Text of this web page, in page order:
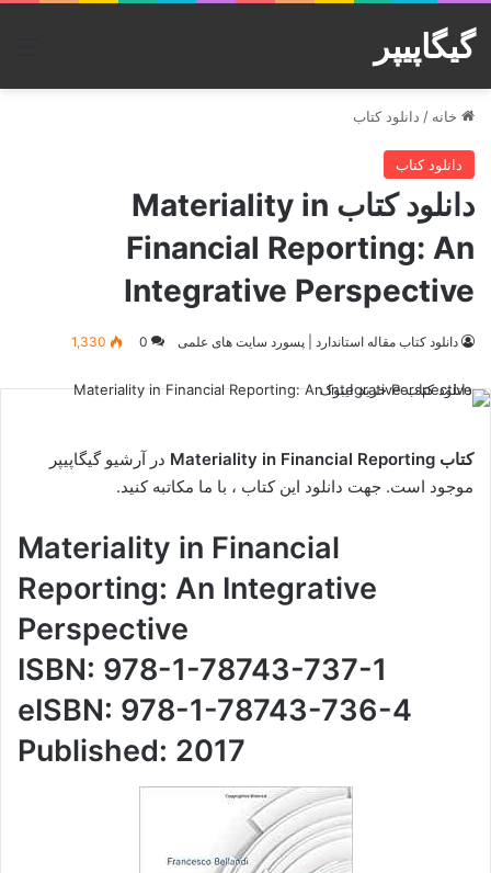
گیگاپیپر
خانه / دانلود کتاب
دانلود کتاب
دانلود کتاب Materiality in
Financial Reporting: An
Integrative Perspective
دانلود کتاب مقاله استاندارد | پسورد سایت های علمی 0
1,330
کتاب Materiality in Financial Reporting
در آرشیو گیگاپیپر
موجود است. جهت دانلود این کتاب ، با ما مکاتبه کنید.
Materiality in Financial
Reporting: An Integrative
Perspective
ISBN: 978-1-78743-737-1
eISBN: 978-1-78743-736-4
Published: 2017